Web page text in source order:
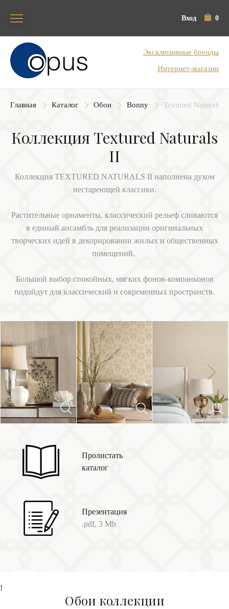
Вход 0
Блок поиска
Эксклюзивные бренды
Интернет-магазин
Главная Каталог Обои Bonny Textured Naturals II
Коллекция Textured Naturals
II
Коллекция TEXTURED NATURALS II наполнена духом
нестареющей классики.
Растительные орнаменты, классический рельеф сливаются
в единый ансамбль для реализации оригинальных
творческих идей в декорировании жилых и общественных
помещений.
Большой выбор спокойных, мягких фонов-компаньонов
подойдут для классический и современных пространств.
Previous
Next
Пролистать
каталог
Презентация
.pdf, 3 Mb
!
Обои коллекции